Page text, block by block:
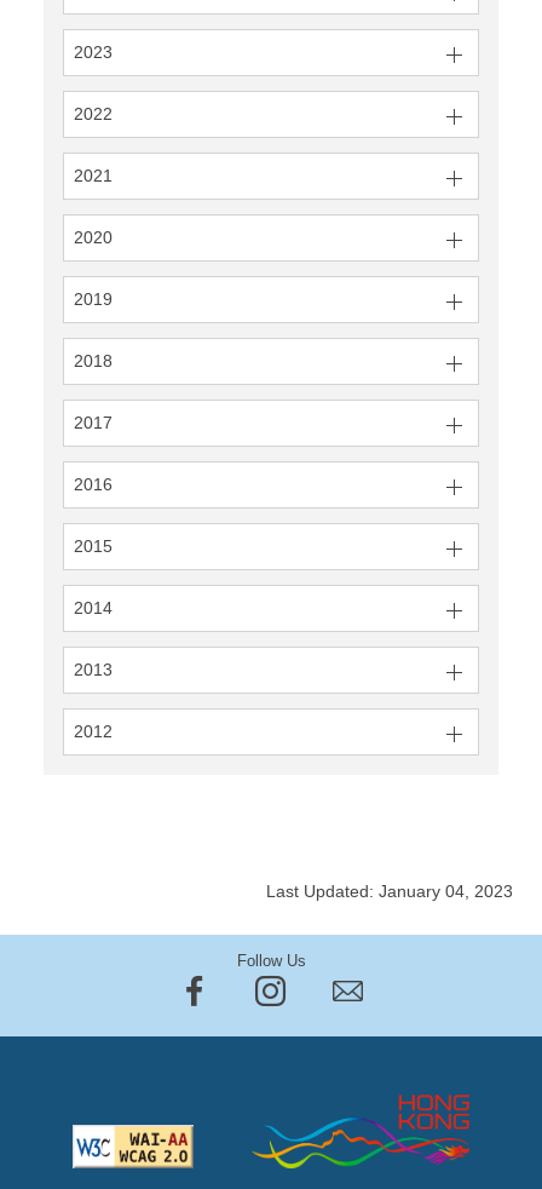
2023
2022
2021
2020
2019
2018
2017
2016
2015
2014
2013
2012
Last Updated: January 04, 2023
Follow Us